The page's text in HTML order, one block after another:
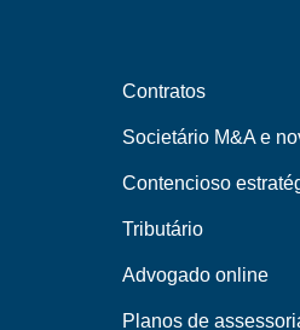
Contratos
Societário M&A e
Contencioso
Tributário
Advogado online
Planos de